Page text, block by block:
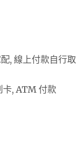
, 線上付款自行取
卡, ATM 付款